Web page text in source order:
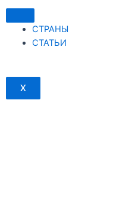
Перейти
содержимому
СТРАНЫ
СТАТЬИ
X